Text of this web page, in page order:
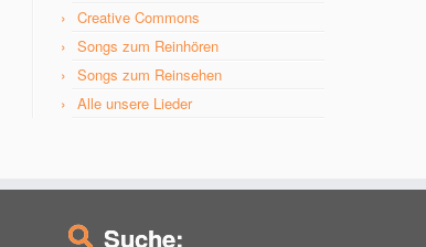
Creative Commons
Songs zum Reinhören
Songs zum Reinsehen
Alle unsere Lieder
Suche: